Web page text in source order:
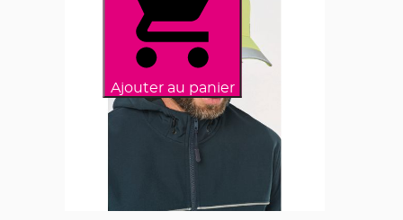
Ajouter au panier